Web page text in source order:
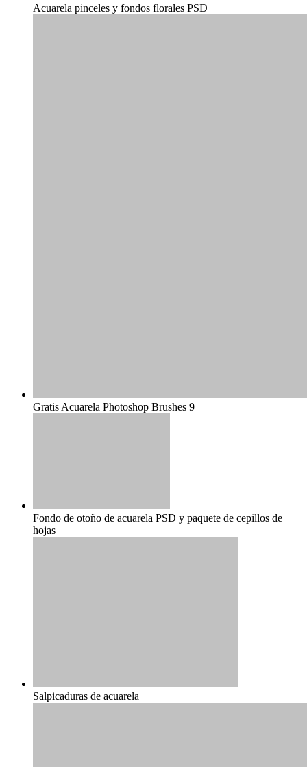
Acuarela pinceles y fondos florales PSD
Gratis Acuarela Photoshop Brushes 9
Fondo de otoño de acuarela PSD y paquete de cepillos de
hojas
Salpicaduras de acuarela